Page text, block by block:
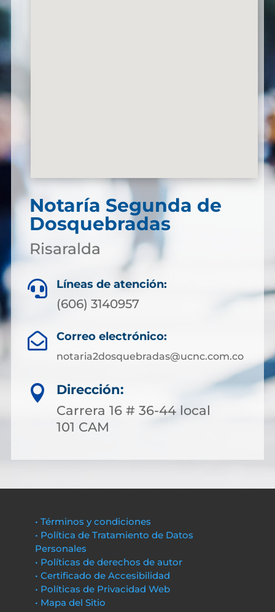
Notaría Segunda de
Dosquebradas
Risaralda
 Líneas de atención:
(606) 3140957
 Correo electrónico:
notaria2dosquebradas@ucnc.com.co

Dirección:
Carrera 16 # 36-44 local
101 CAM
• Términos y condiciones
• Política de Tratamiento de Datos
Personales
• Políticas de derechos de autor
• Certificado de Accesibilidad
• Políticas de Privacidad Web
• Mapa del Sitio